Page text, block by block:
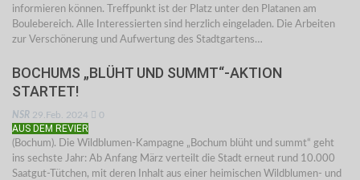
informieren können. Treffpunkt ist der Platz unter den Platanen am
Boulebereich. Alle Interessierten sind herzlich eingeladen. Die Arbeiten
zur Verschönerung und Aufwertung des Stadtgartens…
BOCHUMS „BLÜHT UND SUMMT“-AKTION
STARTET!
NSR 29.Feb. 2024 0
AUS DEM REVIER
(Bochum). Die Wildblumen-Kampagne „Bochum blüht und summt“ geht
ins sechste Jahr: Ab Anfang März verteilt die Stadt erneut rund 10.000
Saatgut-Tütchen, mit deren Inhalt aus einer heimischen Wildblumen- und